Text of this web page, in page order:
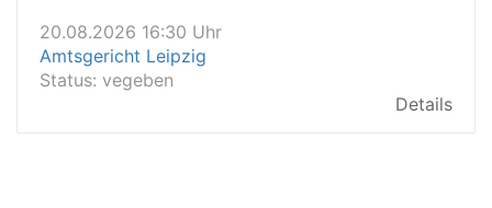
Status:vegeben
20.08.2026 15:30 Uhr